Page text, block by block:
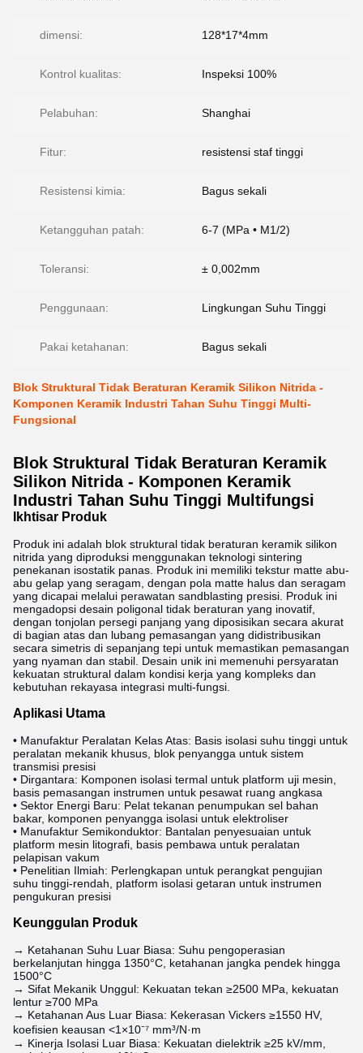
dimensi: 128*17*4mm
Kontrol kualitas: Inspeksi 100%
Pelabuhan: Shanghai
Fitur: resistensi staf tinggi
Resistensi kimia: Bagus sekali
Ketangguhan patah: 6-7 (MPa • M1/2)
Toleransi: ± 0,002mm
Penggunaan: Lingkungan Suhu Tinggi
Pakai ketahanan: Bagus sekali
Blok Struktural Tidak Beraturan Keramik Silikon Nitrida -
Komponen Keramik Industri Tahan Suhu Tinggi Multi-
Fungsional
Blok Struktural Tidak Beraturan Keramik
Silikon Nitrida - Komponen Keramik
Industri Tahan Suhu Tinggi Multifungsi
Ikhtisar Produk
Produk ini adalah blok struktural tidak beraturan keramik silikon
nitrida yang diproduksi menggunakan teknologi sintering
penekanan isostatik panas. Produk ini memiliki tekstur matte abu-
abu gelap yang seragam, dengan pola matte halus dan seragam
yang dicapai melalui perawatan sandblasting presisi. Produk ini
mengadopsi desain poligonal tidak beraturan yang inovatif,
dengan tonjolan persegi panjang yang diposisikan secara akurat
di bagian atas dan lubang pemasangan yang didistribusikan
secara simetris di sepanjang tepi untuk memastikan pemasangan
yang nyaman dan stabil. Desain unik ini memenuhi persyaratan
kekuatan struktural dalam kondisi kerja yang kompleks dan
kebutuhan rekayasa integrasi multi-fungsi.
Aplikasi Utama
• Manufaktur Peralatan Kelas Atas: Basis isolasi suhu tinggi untuk
peralatan mekanik khusus, blok penyangga untuk sistem
transmisi presisi
• Dirgantara: Komponen isolasi termal untuk platform uji mesin,
basis pemasangan instrumen untuk pesawat ruang angkasa
• Sektor Energi Baru: Pelat tekanan penumpukan sel bahan
bakar, komponen penyangga isolasi untuk elektroliser
• Manufaktur Semikonduktor: Bantalan penyesuaian untuk
platform mesin litografi, basis pembawa untuk peralatan
pelapisan vakum
• Penelitian Ilmiah: Perlengkapan untuk perangkat pengujian
suhu tinggi-rendah, platform isolasi getaran untuk instrumen
pengukuran presisi
Keunggulan Produk
→ Ketahanan Suhu Luar Biasa: Suhu pengoperasian
berkelanjutan hingga 1350°C, ketahanan jangka pendek hingga
1500°C
→ Sifat Mekanik Unggul: Kekuatan tekan ≥2500 MPa, kekuatan
lentur ≥700 MPa
→ Ketahanan Aus Luar Biasa: Kekerasan Vickers ≥1550 HV,
koefisien keausan <1×10⁻⁷ mm³/N·m
→ Kinerja Isolasi Luar Biasa: Kekuatan dielektrik ≥25 kV/mm,